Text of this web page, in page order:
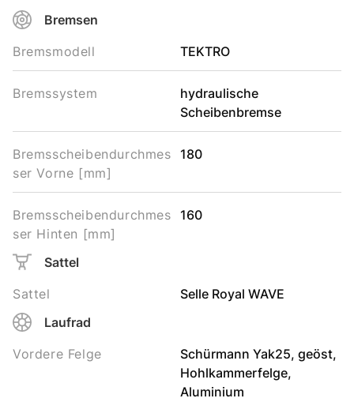
Bremsen
Bremsmodell
TEKTRO
Bremssystem
hydraulische
Scheibenbremse
Bremsscheibendurchmes
ser Vorne [mm]
180
Bremsscheibendurchmes
ser Hinten [mm]
160
Sattel
Sattel
Selle Royal WAVE
Laufrad
Vordere Felge
Schürmann Yak25, geöst,
Hohlkammerfelge,
Aluminium